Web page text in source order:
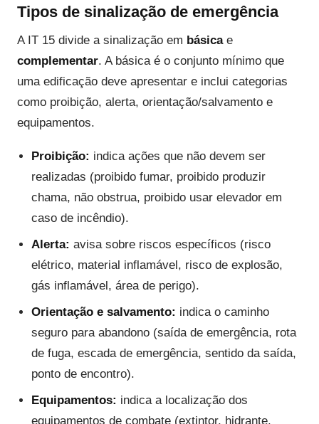
Tipos de sinalização de emergência
A IT 15 divide a sinalização em básicae
complementar. A básica é o conjunto mínimo que
uma edificação deve apresentar e inclui categorias
como proibição, alerta, orientação/salvamento e
equipamentos.
Proibição: indica ações que não devem ser
realizadas (proibido fumar, proibido produzir
chama, não obstrua, proibido usar elevador em
caso de incêndio).
Alerta: avisa sobre riscos específicos (risco
elétrico, material inflamável, risco de explosão,
gás inflamável, área de perigo).
Orientação e salvamento: indica o caminho
seguro para abandono (saída de emergência, rota
de fuga, escada de emergência, sentido da saída,
ponto de encontro).
Equipamentos: indica a localização dos
equipamentos de combate (extintor, hidrante,